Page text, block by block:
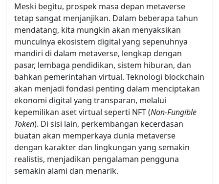
Meski begitu, prospek masa depan metaverse
tetap sangat menjanjikan. Dalam beberapa tahun
mendatang, kita mungkin akan menyaksikan
munculnya ekosistem digital yang sepenuhnya
mandiri di dalam metaverse, lengkap dengan
pasar, lembaga pendidikan, sistem hiburan, dan
bahkan pemerintahan virtual. Teknologi blockchain
akan menjadi fondasi penting dalam menciptakan
ekonomi digital yang transparan, melalui
kepemilikan aset virtual seperti NFT (Non-Fungible
Token). Di sisi lain, perkembangan kecerdasan
buatan akan memperkaya dunia metaverse
dengan karakter dan lingkungan yang semakin
realistis, menjadikan pengalaman pengguna
semakin alami dan menarik.